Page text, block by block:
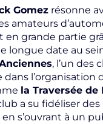
Gomez résonne
amateurs
en grande partie
longue date au
, l’un des
dans l’organisation
la Traversée de
a su fidéliser
s’ouvrant à un